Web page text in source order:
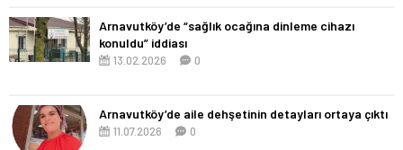
Arnavutköy’de “sağlık ocağına dinleme cihazı
konuldu” iddiası
13.02.2026 0
Arnavutköy’de aile dehşetinin detayları ortaya çıktı
11.07.2026 0